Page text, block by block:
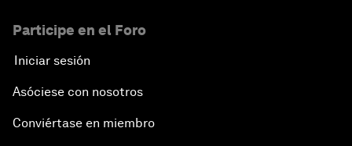
Participe en el Foro
Iniciar sesión
Asóciese con nosotros
Conviértase en miembro